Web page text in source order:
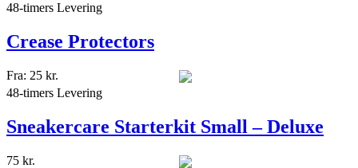
48-timers Levering
Crease Protectors
Fra: 25 kr.
48-timers Levering
Sneakercare Starterkit Small – Deluxe
75 kr.